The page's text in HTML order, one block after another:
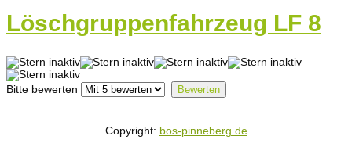
Löschgruppenfahrzeug LF 8
Bitte bewerten
Copyright: bos-pinneberg.de